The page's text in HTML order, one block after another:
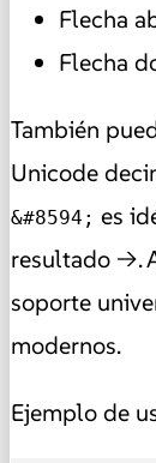
Flecha
Flecha
También
Unicode
&#8594; es
resultado →.
soporte
modernos.
Ejemplo de